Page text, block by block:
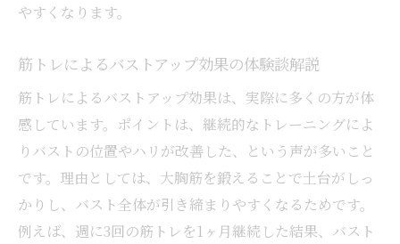
やすくなります。
筋トレによるバストアップ効果の体験談解説
筋トレによるバストアップ効果は、実際に多くの方が体
感しています。ポイントは、継続的なトレーニングによ
りバストの位置やハリが改善した、という声が多いこと
です。理由としては、大胸筋を鍛えることで土台がしっ
かりし、バスト全体が引き締まりやすくなるためです。
例えば、週に3回の筋トレを1ヶ月継続した結果、バスト